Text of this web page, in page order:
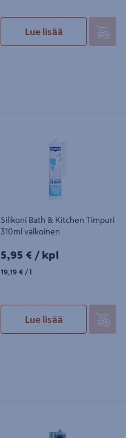
Lue lisää
Silikoni Bath & Kitchen Timpuri
310ml valkoinen
5,95€/kpl
5,95 € / kpl
19,19 € / l
Lue lisää